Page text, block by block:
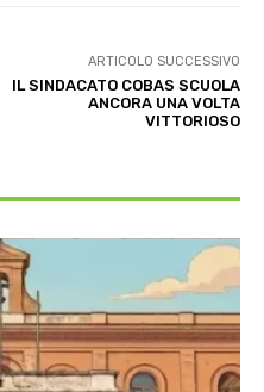
ARTICOLO SUCCESSIVO
IL SINDACATO COBAS SCUOLA
ANCORA UNA VOLTA
VITTORIOSO